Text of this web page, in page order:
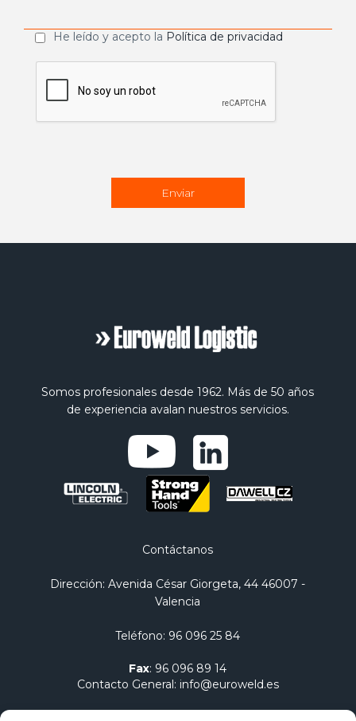
He leído y acepto la Política de privacidad
Somos profesionales desde 1962. Más de 50 años
de experiencia avalan nuestros servicios.
Contáctanos
Dirección: Avenida César Giorgeta, 44 46007 -
Valencia
Teléfono: 96 096 25 84
Fax: 96 096 89 14
Contacto General: info@euroweld.es